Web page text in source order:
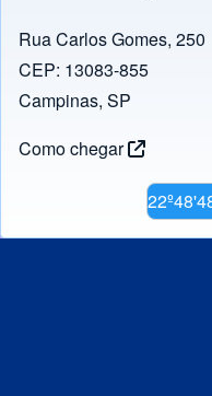
Rua Carlos Gomes, 250
CEP: 13083-855
Campinas, SP
Como chegar